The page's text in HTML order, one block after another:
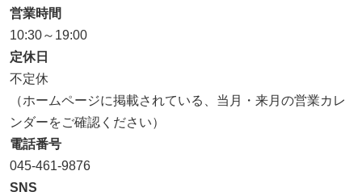
営業時間
10:30～19:00
定休日
不定休
（ホームページに掲載されている、当月・来月の営業カレ
ンダーをご確認ください）
電話番号
045-461-9876
SNS